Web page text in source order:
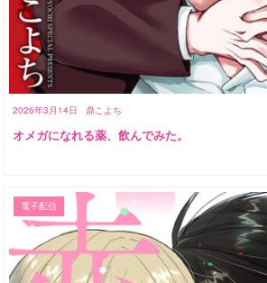
2026年3月14日 鼎こよち
オメガになれる薬、飲んでみた。
電子配信